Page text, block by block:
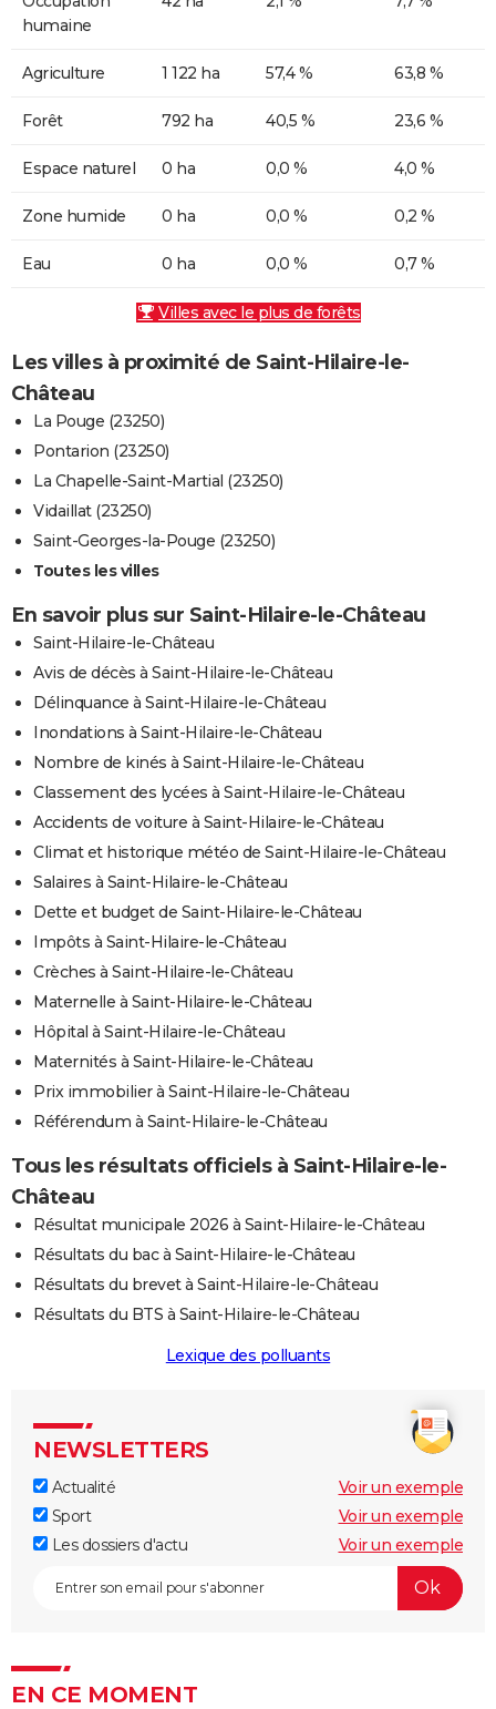
humaine
Agriculture 1 122 ha 57,4 % 63,8 %
Forêt 792 ha 40,5 % 23,6 %
Espace naturel 0 ha 0,0 % 4,0 %
Zone humide 0 ha 0,0 % 0,2 %
Eau 0 ha 0,0 % 0,7 %
Villes avec le plus de forêts
Les villes à proximité de Saint-Hilaire-le-
Château
La Pouge (23250)
Pontarion (23250)
La Chapelle-Saint-Martial (23250)
Vidaillat (23250)
Saint-Georges-la-Pouge (23250)
Toutes les villes
En savoir plus sur Saint-Hilaire-le-Château
Saint-Hilaire-le-Château
Avis de décès à Saint-Hilaire-le-Château
Délinquance à Saint-Hilaire-le-Château
Inondations à Saint-Hilaire-le-Château
Nombre de kinés à Saint-Hilaire-le-Château
Classement des lycées à Saint-Hilaire-le-Château
Accidents de voiture à Saint-Hilaire-le-Château
Climat et historique météo de Saint-Hilaire-le-Château
Salaires à Saint-Hilaire-le-Château
Dette et budget de Saint-Hilaire-le-Château
Impôts à Saint-Hilaire-le-Château
Crèches à Saint-Hilaire-le-Château
Maternelle à Saint-Hilaire-le-Château
Hôpital à Saint-Hilaire-le-Château
Maternités à Saint-Hilaire-le-Château
Prix immobilier à Saint-Hilaire-le-Château
Référendum à Saint-Hilaire-le-Château
Tous les résultats officiels à Saint-Hilaire-le-
Château
Résultat municipale 2026 à Saint-Hilaire-le-Château
Résultats du bac à Saint-Hilaire-le-Château
Résultats du brevet à Saint-Hilaire-le-Château
Résultats du BTS à Saint-Hilaire-le-Château
Lexique des polluants
NEWSLETTERS
Actualité
Voir un exemple
Sport
Voir un exemple
Les dossiers d'actu
Voir un exemple
EN CE MOMENT